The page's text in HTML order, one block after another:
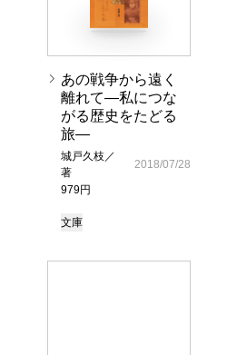
あの戦争から遠く
離れて―私につな
がる歴史をたどる
旅―
城戸久枝／
著
979円
2018/07/28
文庫